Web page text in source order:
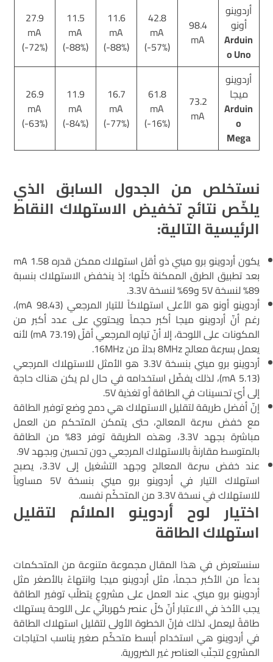
أردوينو
أونو
Arduin
o Uno
98.4
mA
42.8
mA
(-57%)
11.6
mA
(-88%)
11.5
mA
(-88%)
27.9
mA
(-72%)
أردوينو
ميجا
Arduin
o
Mega
73.2
mA
61.8
mA
(-16%)
16.7
mA
(-77%)
11.9
mA
(-84%)
26.9
mA
(-63%)
نستخلص من الجدول السابق الذي
يلخّص نتائج تخفيض الاستهلاك النقاط
الرئيسية التالية:
يكون أردوينو برو ميني ذو أقل استهلاك ممكن قدره 1.58 mA
بعد تطبيق الطرق الممكنة كلّها؛ إذ ينخفض الاستهلاك بنسبة
89% لنسخة 5V و69% لنسخة 3.3V.
أردوينو أونو هو الأعلى استهلاكاً للتيار المرجعي (98.43 mA)،
رغم أنّ أردوينو ميجا أكبر حجماً ويحتوي على عدد أكبر من
المكونات على اللوحة، إلا أنّ تياره المرجعي أقلّ (73.19 mA) لأنه
يعمل بسرعة معالج 8MHz بدلاً من 16MHz.
أردوينو برو ميني بنسخة 3.3V هو الأمثل للاستهلاك المرجعي
(5.13 mA)، لذلك يفضّل استخدامه في حال لم يكن هناك حاجة
إلى أيّ تحسينات في الطاقة أو تغذية 5V.
إنّ أفضل طريقة لتقليل الاستهلاك هي دمج وضع توفير الطاقة
مع خفض سرعة المعالج، حتى يتمكن المتحكم من العمل
مباشرة بجهد 3.3V، وهذه الطريقة توفر 83% من الطاقة
بالمتوسط مقارنةً بالاستهلاك المرجعي دون تحسين وبجهد 9V.
عند خفض سرعة المعالج وجهد التشغيل إلى 3.3V، يصبح
استهلاك التيار في أردوينو برو ميني بنسخة 5V مساوياً
للاستهلاك في نسخة 3.3V من المتحكّم نفسه.
اختيار لوح أردوينو الملائم لتقليل
استهلاك الطاقة
سنستعرض في هذا المقال مجموعة متنوعة من المتحكمات
بدءاً من الأكبر حجماً، مثل أردوينو ميجا وانتهاءً بالأصغر مثل
أردوينو برو ميني. عند العمل على مشروعٍ يتطلّب توفير الطاقة
يجب الأخذ في الاعتبار أنّ كلّ عنصر كهربائي على اللوحة يستهلك
طاقةً ليعمل. لذلك فإنّ الخطوة الأولى لتقليل استهلاك الطاقة
في أردوينو هي استخدام أبسط متحكّم صغير يناسب احتياجات
المشروع لتجنّب العناصر غير الضرورية.